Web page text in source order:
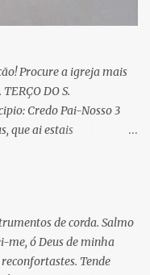
Cristo. Amém.
Procure a igreja mais
DO S.
Credo Pai-Nosso 3
que ai estais
de Amor!
perdão e a Vossa
e graças se deem a
Sacramento.
de corda. Salmo
me, ó Deus de minha
Tende